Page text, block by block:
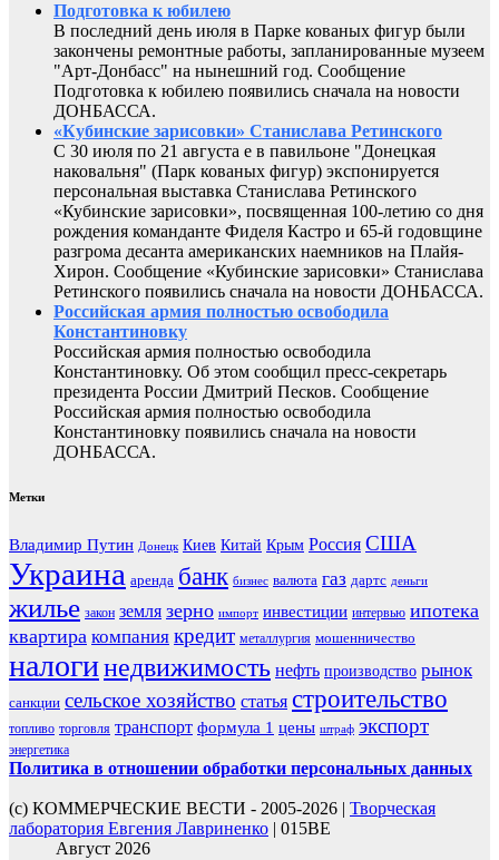
Подготовка к юбилею
В последний день июля в Парке кованых фигур были
закончены ремонтные работы, запланированные музеем
"Арт-Донбасс" на нынешний год. Сообщение
Подготовка к юбилею появились сначала на новости
ДОНБАССА.
«Кубинские зарисовки» Станислава Ретинского
С 30 июля по 21 августа е в павильоне "Донецкая
наковальня" (Парк кованых фигур) экспонируется
персональная выставка Станислава Ретинского
«Кубинские зарисовки», посвященная 100-летию со дня
рождения команданте Фиделя Кастро и 65-й годовщине
разгрома десанта американских наемников на Плайя-
Хирон. Сообщение «Кубинские зарисовки» Станислава
Ретинского появились сначала на новости ДОНБАССА.
Российская армия полностью освободила
Константиновку
Российская армия полностью освободила
Константиновку. Об этом сообщил пресс-секретарь
президента России Дмитрий Песков. Сообщение
Российская армия полностью освободила
Константиновку появились сначала на новости
ДОНБАССА.
Метки
Владимир Путин Донецк Киев Китай Крым Россия США
Украина аренда банк бизнес валюта газ дартс деньги
жилье закон земля зерно импорт инвестиции интервью ипотека
квартира компания кредит металлургия мошенничество
налогинедвижимость нефть производство рынок
санкции сельское хозяйство статья строительство
топливо торговля транспорт формула 1 цены штраф экспорт
энергетика
Политика в отношении обработки персональных данных
(с) КОММЕРЧЕСКИЕ ВЕСТИ - 2005-2026 | Творческая
лаборатория Евгения Лавриненко | 015BE
Август 2026